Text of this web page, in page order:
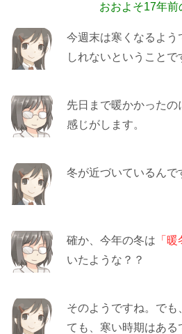
おおよそ17年前
今週末は寒くなるよう
しれないということで
先日まで暖かかったの
感じがします。
冬が近づいているんで
確か、今年の冬は 「暖
いたような？？
そのようですね。でも
ても、寒い時期はある